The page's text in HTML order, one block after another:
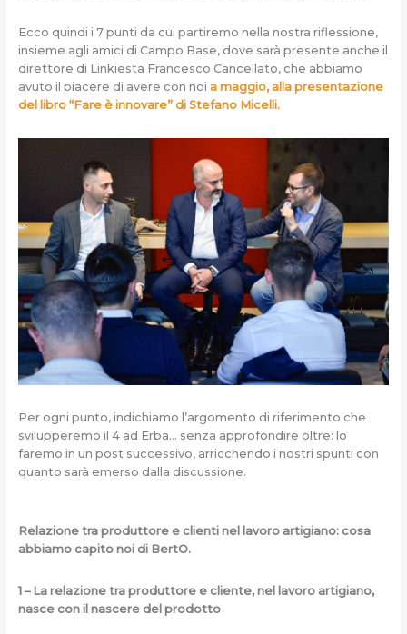
Ecco quindi i 7 punti da cui partiremo nella nostra riflessione,
insieme agli amici di Campo Base, dove sarà presente anche il
direttore di Linkiesta Francesco Cancellato, che abbiamo
avuto il piacere di avere con noi a maggio, alla presentazione
del libro “Fare è innovare” di Stefano Micelli.
Per ogni punto, indichiamo l’argomento di riferimento che
svilupperemo il 4 ad Erba… senza approfondire oltre: lo
faremo in un post successivo, arricchendo i nostri spunti con
quanto sarà emerso dalla discussione.
Relazione tra produttore e clienti nel lavoro artigiano: cosa
abbiamo capito noi di BertO.
1 – La relazione tra produttore e cliente, nel lavoro artigiano,
nasce con il nascere del prodotto